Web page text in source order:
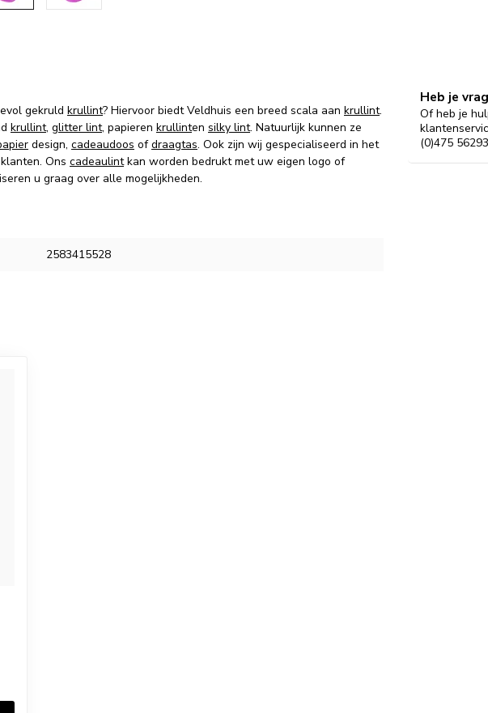
gekruld krullint? Hiervoor biedt Veldhuis een breed scala aan krullint.
krullint, glitter lint, papieren krullinten silky lint. Natuurlijk kunnen ze
design, cadeaudoos ofdraagtas. Ook zijn wij gespecialiseerd in het
Ons cadeaulintkan worden bedrukt met uw eigen logo of
u graag over alle mogelijkheden.
2583415528
Heb je
Of heb je
(0)475